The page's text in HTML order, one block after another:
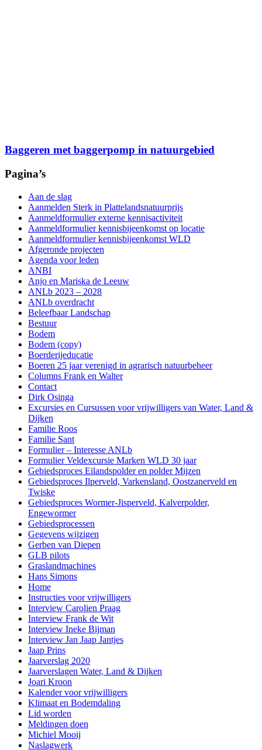
Baggeren met baggerpomp in natuurgebied
Pagina’s
Aan de slag
Aanmelden Sterk in Plattelandsnatuurprijs
Aanmeldformulier externe kennisactiviteit
Aanmeldformulier kennisbijeenkomst op locatie
Aanmeldformulier kennisbijeenkomst WLD
Afgeronde projecten
Agenda voor leden
ANBI
Anjo en Mariska de Leeuw
ANLb 2023 – 2028
ANLb overdracht
Beleefbaar Landschap
Bestuur
Bodem
Bodem (copy)
Boerderijeducatie
Boeren 25 jaar verenigd in agrarisch natuurbeheer
Columns Frank en Walter
Contact
Dirk Osinga
Excursies en Cursussen voor vrijwilligers van Water, Land &
Dijken
Familie Roos
Familie Sant
Formulier – Interesse ANLb
Formulier Veldexcursie Marken WLD 30 jaar
Gebiedsproces Eilandspolder en polder Mijzen
Gebiedsproces Ilperveld, Varkensland, Oostzanerveld en
Twiske
Gebiedsproces Wormer-Jisperveld, Kalverpolder,
Engewormer
Gebiedsprocessen
Gegevens wijzigen
Gerben van Diepen
GLB pilots
Graslandmachines
Hans Simons
Home
Instructies voor vrijwilligers
Interview Carolien Praag
Interview Frank de Wit
Interview Ineke Bijman
Interview Jan Jaap Jantjes
Jaap Prins
Jaarverslag 2020
Jaarverslagen Water, Land & Dijken
Joari Kroon
Kalender voor vrijwilligers
Klimaat en Bodemdaling
Lid worden
Meldingen doen
Michiel Mooij
Naslagwerk